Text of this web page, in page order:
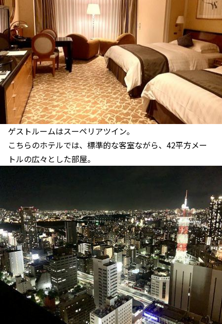
ゲストルームはスーペリアツイン。
こちらのホテルでは、標準的な客室ながら、42平方メー
トルの広々とした部屋。